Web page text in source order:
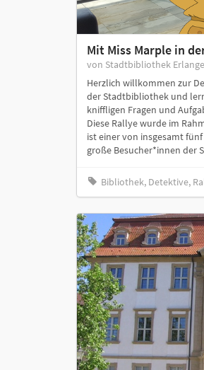
Mit Miss Marple in
von Stadtbibliothek
Herzlich willkommen zur
der Stadtbibliothek und
kniffligen Fragen und
Diese Rallye wurde im
ist einer von insgesamt
große Besucher*innen der
Bibliothek, Detektive,